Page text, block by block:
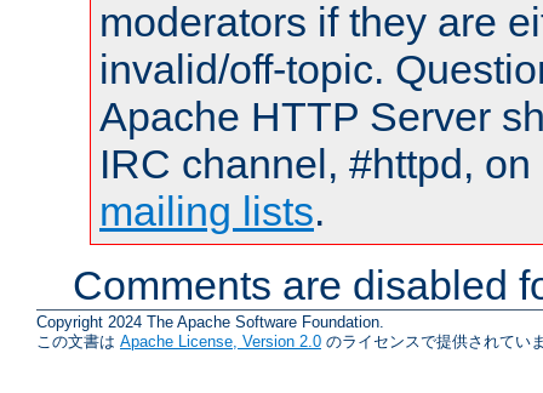
moderators if they are
invalid/off-topic.
Apache HTTP Server
IRC channel, #httpd,
mailing lists.
Comments are disabled
Copyright 2024 The Apache Software Foundation.
この文書は Apache License, Version 2.0 のライセンスで提供されてい